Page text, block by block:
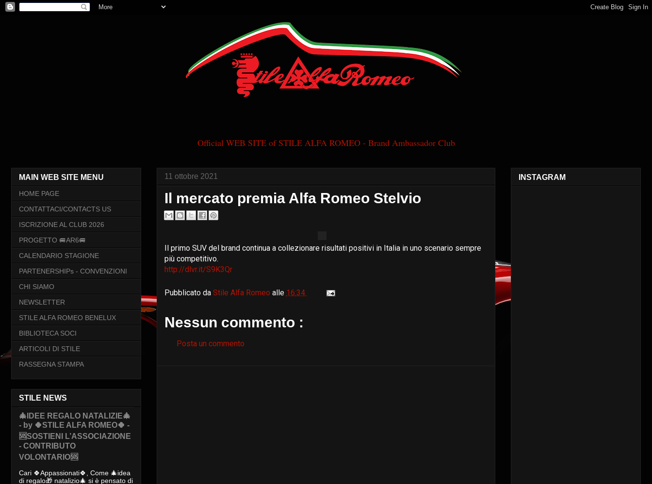
Official WEB SITE of STILE ALFA ROMEO - Brand Ambassador Club
11 ottobre 2021
Il mercato premia Alfa Romeo Stelvio
Il primo SUV del brand continua a collezionare risultati positivi in Italia in uno scenario sempre
più competitivo.
http://dlvr.it/S9K3Qr
Pubblicato da Stile Alfa Romeo alle 16:34
Nessun commento :
Posta un commento
MAIN WEB SITE MENU
HOME PAGE
CONTATTACI/CONTACTS US
ISCRIZIONE AL CLUB 2026
PROGETTO 🚐AR6🚐
CALENDARIO STAGIONE
PARTENERSHIPs - CONVENZIONI
CHI SIAMO
NEWSLETTER
STILE ALFA ROMEO BENELUX
BIBLIOTECA SOCI
ARTICOLI DI STILE
RASSEGNA STAMPA
STILE NEWS
🎄IDEE REGALO NATALIZIE🎄
- by 🍀STILE ALFA ROMEO🍀 -
🆘SOSTIENI L’ASSOCIAZIONE
- CONTRIBUTO
VOLONTARIO🆘
Cari 🍀Appassionati🍀, Come 🎄idea
di regalo🎁 natalizio🎄 si è pensato di
INSTAGRAM